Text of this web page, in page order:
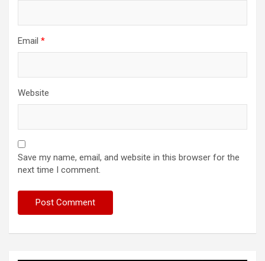
Email *
Website
Save my name, email, and website in this browser for the
next time I comment.